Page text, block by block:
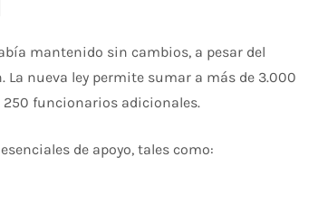
mantenido sin cambios, a pesar del
nueva ley permite sumar a más de 3.000
funcionarios adicionales.
de apoyo, tales como: